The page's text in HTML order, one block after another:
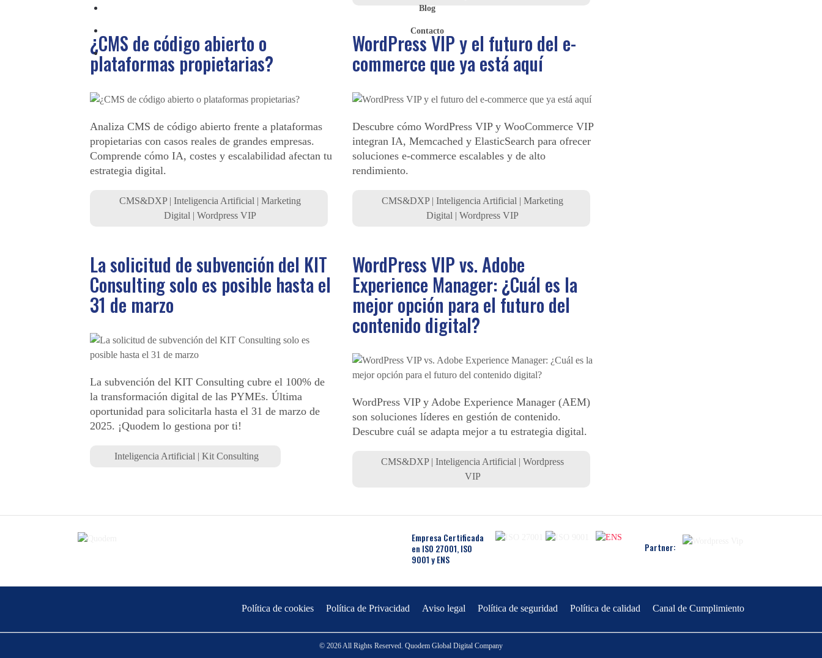
Blog
Contacto
¿CMS de código abierto o
plataformas propietarias?
Analiza CMS de código abierto frente a plataformas
propietarias con casos reales de grandes empresas.
Comprende cómo IA, costes y escalabilidad afectan tu
estrategia digital.
CMS&DXP| Inteligencia Artificial | Marketing
Digital | Wordpress VIP
WordPress VIP y el futuro del e-
commerce que ya está aquí
Descubre cómo WordPress VIP y WooCommerce VIP
integran IA, Memcached y ElasticSearch para ofrecer
soluciones e-commerce escalables y de alto
rendimiento.
CMS&DXP| Inteligencia Artificial | Marketing
Digital | Wordpress VIP
La solicitud de subvención del KIT
Consulting solo es posible hasta el
31 de marzo
La subvención del KIT Consulting cubre el 100% de
la transformación digital de las PYMEs. Última
oportunidad para solicitarla hasta el 31 de marzo de
2025. ¡Quodem lo gestiona por ti!
Inteligencia Artificial | Kit Consulting
WordPress VIP vs. Adobe
Experience Manager: ¿Cuál es la
mejor opción para el futuro del
contenido digital?
WordPress VIP y Adobe Experience Manager (AEM)
son soluciones líderes en gestión de contenido.
Descubre cuál se adapta mejor a tu estrategia digital.
CMS&DXP| Inteligencia Artificial | Wordpress
VIP
Partner:
Empresa Certificada
en ISO 27001, ISO
9001 y ENS
Política de cookies Política de Privacidad Aviso legal Política de seguridad Política de calidad Canal de Cumplimiento
© 2026 All Rights Reserved. Quodem Global Digital Company